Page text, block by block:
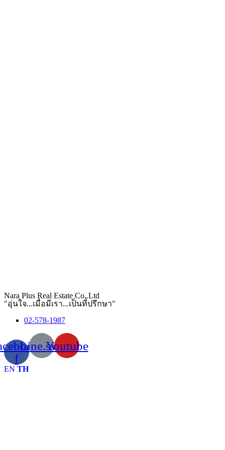
Nara Plus Real Estate Co,.Ltd
"อุ่นใจ...เมื่อมีเรา...เป็นที่ปรึกษา"
02-578-1987
f
Line.svgYoutube
EN TH